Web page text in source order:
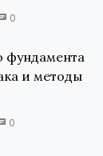
0
фундамента
и методы
0